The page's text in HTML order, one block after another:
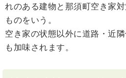
れのある建物と那須町空き家
ものをいう。
空き家の状態以外に道路・近
も加味されます。